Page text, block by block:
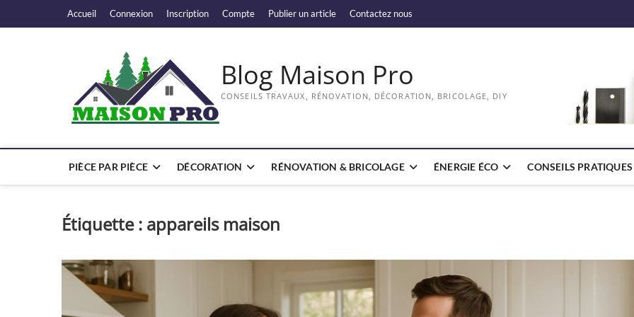
Accueil Connexion Inscription Compte Publier un article Contactez nous
Blog Maison Pro
CONSEILS TRAVAUX, RÉNOVATION, DÉCORATION, BRICOLAGE, DIY
PIÈCE PAR PIÈCE DÉCORATION RÉNOVATION & BRICOLAGE ÉNERGIE ÉCO CONSEILS PRATIQUES
Étiquette : appareils maison